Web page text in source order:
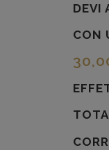
DEVI
CON